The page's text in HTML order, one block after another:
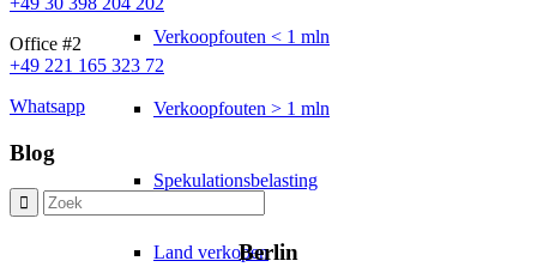
Verkoopfouten < 1 mln
Verkoopfouten > 1 mln
Spekulationsbelasting
Land verkopen
Office #2
+49 221 165 323 72
Whatsapp
Blog
Berlin